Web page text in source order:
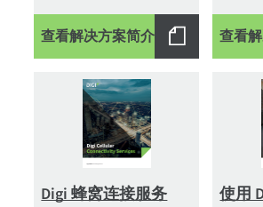
查看解决方案简介 查看
Digi 蜂窝连接服务
使用